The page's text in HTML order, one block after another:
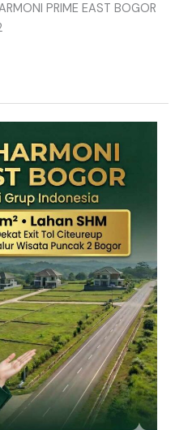
PRIME EAST BOGOR